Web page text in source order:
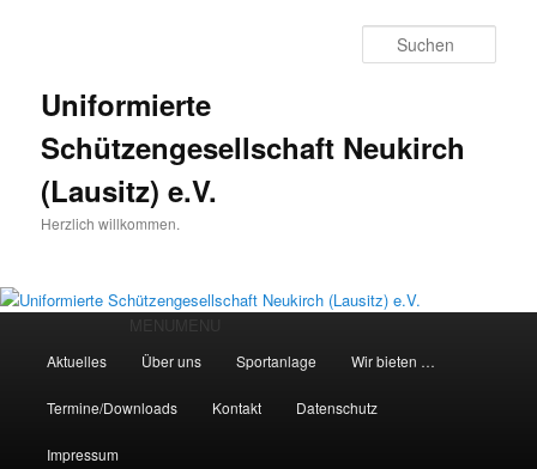
Uniformierte
Schützengesellschaft Neukirch
(Lausitz) e.V.
Herzlich willkommen.
Aktuelles Über uns Sportanlage Wir bieten …
Termine/Downloads Kontakt Datenschutz
Impressum